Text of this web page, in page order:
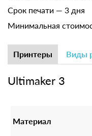
Срок печати — 3 дня
Минимальная
Принтеры Виды
Ultimaker 3
Материал